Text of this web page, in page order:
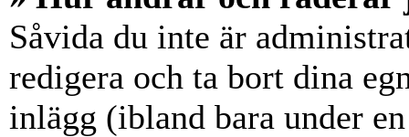
Såvida du inte är
redigera och ta bort dina
inlägg (ibland bara under